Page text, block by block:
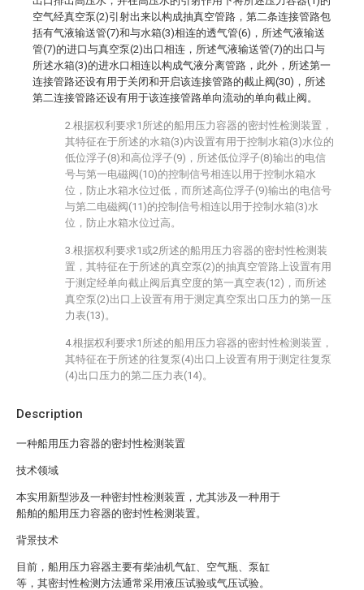
Description
一种船用压力容器的密封性检测装置
技术领域
本实用新型涉及一种密封性检测装置，尤其涉及一种用于
船舶的船用压力容器的密封性检测装置。
背景技术
目前，船用压力容器主要有柴油机气缸、空气瓶、泵缸
等，其密封性检测方法通常采用液压试验或气压试验。
空气经真空泵(2)引射出来以构成抽真空管路，第二条连接管路包
括有气液输送管(7)和与水箱(3)相连的透气管(6)，所述气液输送
管(7)的进口与真空泵(2)出口相连，所述气液输送管(7)的出口与
所述水箱(3)的进水口相连以构成气液分离管路，此外，所述第一
连接管路还设有用于关闭和开启该连接管路的截止阀(30)，所述
第二连接管路还设有用于该连接管路单向流动的单向截止阀。
2.根据权利要求1所述的船用压力容器的密封性检测装置，
其特征在于所述的水箱(3)内设置有用于控制水箱(3)水位的
低位浮子(8)和高位浮子(9)，所述低位浮子(8)输出的电信
号与第一电磁阀(10)的控制信号相连以用于控制水箱水
位，防止水箱水位过低，而所述高位浮子(9)输出的电信号
与第二电磁阀(11)的控制信号相连以用于控制水箱(3)水
位，防止水箱水位过高。
3.根据权利要求1或2所述的船用压力容器的密封性检测装
置，其特征在于所述的真空泵(2)的抽真空管路上设置有用
于测定经单向截止阀后真空度的第一真空表(12)，而所述
真空泵(2)出口上设置有用于测定真空泵出口压力的第一压
力表(13)。
4.根据权利要求1所述的船用压力容器的密封性检测装置，
其特征在于所述的往复泵(4)出口上设置有用于测定往复泵
(4)出口压力的第二压力表(14)。